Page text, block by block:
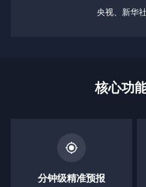
央视、新华
核心功
分钟级精准预报